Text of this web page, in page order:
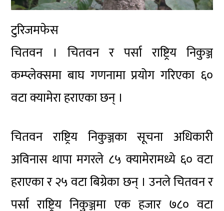
टुरिजमफेस
चितवन । चितवन र पर्सा राष्ट्रिय निकुञ्ज
कम्प्लेक्समा बाघ गणनामा प्रयोग गरिएका ६०
वटा क्यामेरा हराएका छन् ।
चितवन राष्ट्रिय निकुञ्जका सूचना अधिकारी
अविनास थापा मगरले ८५ क्यामेरामध्ये ६० वटा
हराएका र २५ वटा बिग्रेका छन् । उनले चितवन र
पर्सा राष्ट्रिय निकुञ्जमा एक हजार ७८० वटा